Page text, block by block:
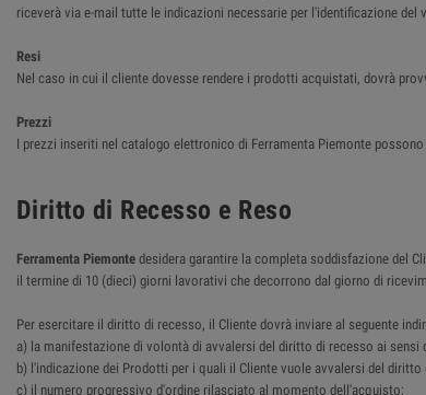
riceverà via e-mail tutte le indicazioni necessarie per l'identificazione
Resi
Nel caso in cui il cliente dovesse rendere i prodotti acquistati, dovrà
Prezzi
I prezzi inseriti nel catalogo elettronico di Ferramenta Piemonte
Diritto di Recesso e Reso
Ferramenta Piemonte desidera garantire la completa soddisfazione del
il termine di 10 (dieci) giorni lavorativi che decorrono dal giorno di
Per esercitare il diritto di recesso, il Cliente dovrà inviare al seguente
a) la manifestazione di volontà di avvalersi del diritto di recesso ai sensi
b) l'indicazione dei Prodotti per i quali il Cliente vuole avvalersi del diritto
c) il numero progressivo d'ordine rilasciato al momento dell'acquisto;